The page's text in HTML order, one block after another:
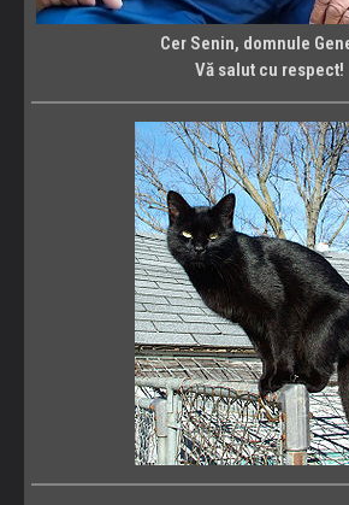
Cer Senin, domnule
Vă salut cu respect!